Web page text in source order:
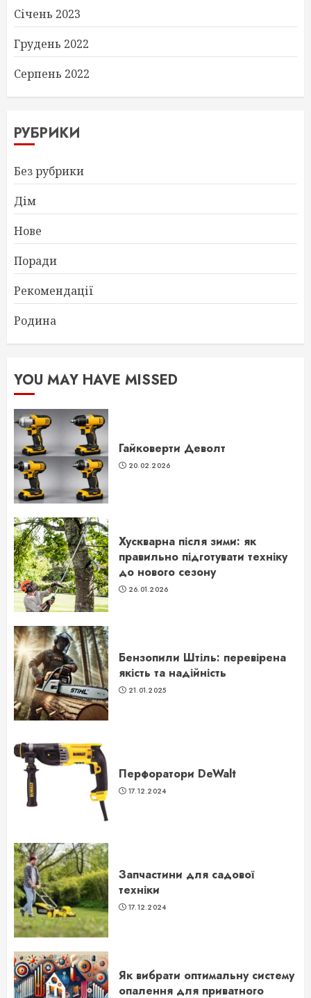
Січень 2023
Грудень 2022
Серпень 2022
РУБРИКИ
Без рубрики
Дім
Нове
Поради
Рекомендації
Родина
YOU MAY HAVE MISSED
Гайковерти Деволт
20.02.2026
Хускварна після зими: як
правильно підготувати техніку
до нового сезону
26.01.2026
Бензопили Штіль: перевірена
якість та надійність
21.01.2025
Перфоратори DeWalt
17.12.2024
Запчастини для садової
техніки
17.12.2024
Як вибрати оптимальну систему
опалення для приватного